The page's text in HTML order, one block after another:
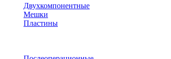
Двухкомпонентные
Мешки
Пластины